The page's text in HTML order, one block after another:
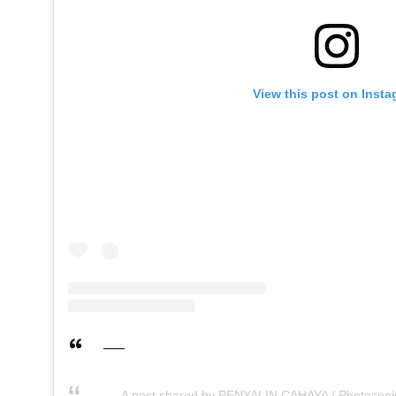
View this post on